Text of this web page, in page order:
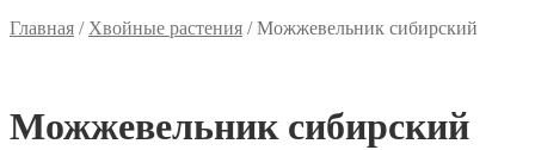
Главная / Хвойные растения /Можжевельник сибирский
Можжевельник сибирский